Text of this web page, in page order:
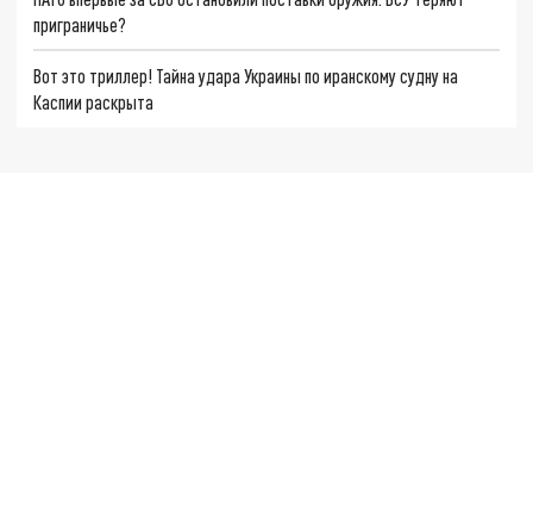
приграничье?
Вот это триллер! Тайна удара Украины по иранскому судну на
Каспии раскрыта